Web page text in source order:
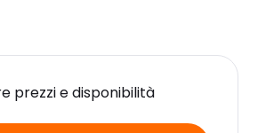
prezzi e disponibilità